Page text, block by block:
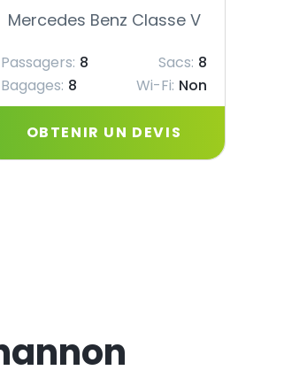
Mercedes Benz Classe V
Passagers: 8 Sacs: 8
Bagages: 8 Wi-Fi: Non
OBTENIR UN DEVIS